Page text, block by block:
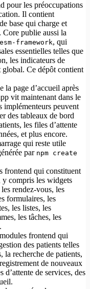
pour les préoccupations
Il contient
base qui charge et
Core publie aussi la
framework, qui
essentielles telles que
les indicateurs de
global. Ce dépôt contient
la page d’accueil après
vit maintenant dans le
implémenteurs peuvent
des tableaux de bord
les files d’attente
et plus encore.
qui reste utile
par npm create
frontend qui constituent
y compris les widgets
rendez-vous, les
formulaires, les
les listes, les
les tâches, les
frontend qui
des patients telles
la recherche de patients,
de nouveaux
d’attente de services, des